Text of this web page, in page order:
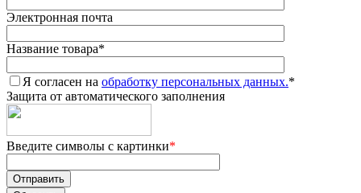
Электронная почта
Название товара*
Я согласен на обработку персональных данных.*
Защита от автоматического заполнения
Введите символы с картинки*